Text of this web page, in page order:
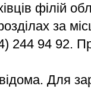
філій
за
244 94 92.
Для